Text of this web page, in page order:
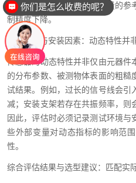
号；若重复性差，则每次测量的参
制精度下降。
考虑环境与安装因素：动态特性并
传感器的动态特性并非仅由元器件
的分布参数、被测物体表面的粗糙
试结果。例如，过长的信号线会引
减；安装支架若存在共振频率，则
因此，评估时必须记录测试环境
些外部变量对动态指标的影响范
性。
综合评估结果与选型建议：匹配实
你们是怎么收费的呢？